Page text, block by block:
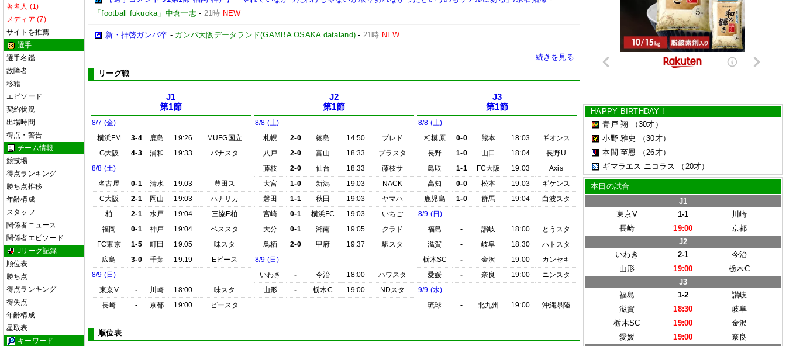
著名人 (1)
メディア (7)
サイトを推薦
選手
選手名鑑
故障者
移籍
エピソード
契約状況
出場時間
得点・警告
チーム情報
競技場
得点ランキング
勝ち点推移
年齢構成
スタッフ
関係者ニュース
関係者エピソード
Jリーグ記録
順位表
勝ち点
得点ランキング
得失点
年齢構成
星取表
キーワード
「football fukuoka」中倉一志- 21時 NEW
新・拝啓ガンバ卒 - ガンバ大阪データランド(GAMBA OSAKA dataland) - 21時 NEW
続きを見る
リーグ戦
J1
第1節
8/7 (金)
横浜FM
3-4 鹿島 19:26
MUFG国立
G大阪
4-3 浦和 19:33
パナスタ
8/8 (土)
名古屋
0-1 清水 19:03
豊田ス
C大阪
2-1 岡山 19:03
ハナサカ
柏
2-1 水戸 19:04
三協F柏
福岡
0-1 神戸 19:04
ベススタ
FC東京
1-5 町田 19:05
味スタ
広島
3-0 千葉 19:19
Eピース
8/9 (日)
東京V
- 川崎 18:00
味スタ
長崎
- 京都 19:00 ピースタ
J2
第1節
8/8 (土)
札幌
2-0 徳島 14:50
プレド
八戸
2-0 富山 18:33
プラスタ
藤枝
2-0 仙台 18:33
藤枝サ
大宮
1-0 新潟 19:03
NACK
磐田
1-1 秋田 19:03
ヤマハ
宮崎
0-1 横浜FC 19:03
いちご
大分
0-1 湘南 19:05
クラド
鳥栖
2-0 甲府 19:37
駅スタ
8/9 (日)
いわき
- 今治 18:00
ハワスタ
山形
- 栃木C 19:00 NDスタ
J3
第1節
8/8 (土)
相模原
0-0 熊本 18:03
ギオンス
長野
1-0 山口 18:04
長野U
鳥取
1-1 FC大阪 19:03
Axis
高知
0-0 松本 19:03
ギケンス
鹿児島
1-0 群馬 19:04
白波スタ
8/9 (日)
福島
- 讃岐 18:00
とうスタ
滋賀
- 岐阜 18:30
ハトスタ
栃木SC
- 金沢 19:00
カンセキ
愛媛
- 奈良 19:00
ニンスタ
9/9 (水)
琉球
- 北九州 19:00 沖縄県陸
順位表
HAPPY BIRTHDAY !
青戸 翔
（30才）
小野 雅史
（30才）
本間 至恩
（26才）
ギマラエス ニコラス
（20才）
本日の試合
J1
東京V
1-1
川崎
長崎
19:00
京都
J2
いわき
2-1
今治
山形
19:00
栃木C
J3
福島
1-2
讃岐
滋賀
18:30
岐阜
栃木SC
19:00
金沢
愛媛
19:00
奈良